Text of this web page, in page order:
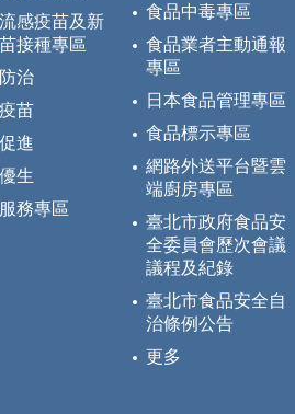
感疫苗及新
接種專區
治
苗
進
生
務專區
食品中毒專區
食品業者主動通報
專區
日本食品管理專區
食品標示專區
網路外送平台暨雲
端廚房專區
臺北市政府食品安
全委員會歷次會議
議程及紀錄
臺北市食品安全自
治條例公告
更多